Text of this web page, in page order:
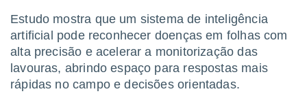
fornecidas
a este
das
Estudo mostra que um sistema de inteligência
artificial pode reconhecer doenças em folhas com
alta precisão e acelerar a monitorização das
lavouras, abrindo espaço para respostas mais
rápidas no campo e decisões orientadas.